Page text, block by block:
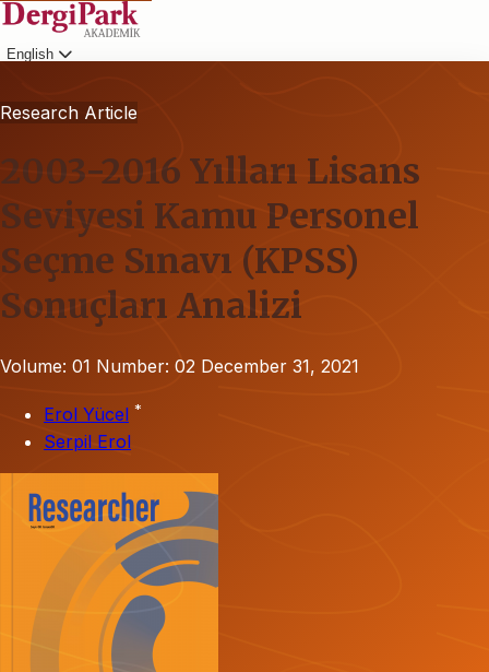
English
Research Article
2003-2016 Yılları Lisans
Seviyesi Kamu Personel
Seçme Sınavı (KPSS)
Sonuçları Analizi
Volume: 01 Number: 02 December 31, 2021
Erol Yücel *
Serpil Erol